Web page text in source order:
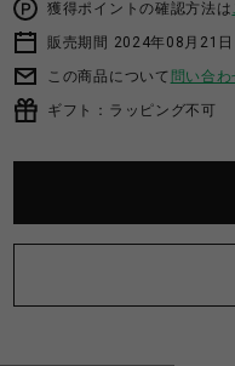
獲得ポイントの確認方法は
販売期間 2024年08月21
この商品について 問い合わ
ギフト：ラッピング不可